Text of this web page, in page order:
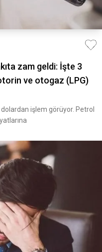
zam geldi: İşte 3
ve otogaz (LPG)
işlem görüyor. Petrol